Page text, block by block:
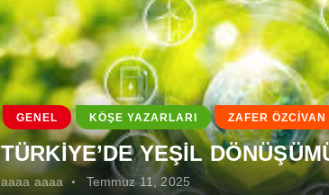
GENEL KÖŞE YAZARLARI ZAFER ÖZCİVAN
TÜRKİYE’DE YEŞİL
aaaa aaaa Temmuz 11, 2025